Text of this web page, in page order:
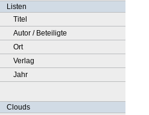
Listen
Titel
Autor / Beteiligte
Ort
Verlag
Jahr
Clouds